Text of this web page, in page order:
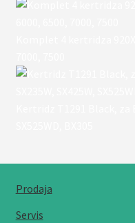
Prodaja
Servis